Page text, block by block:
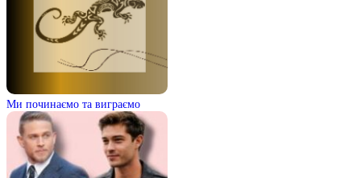
Ми починаємо та виграємо